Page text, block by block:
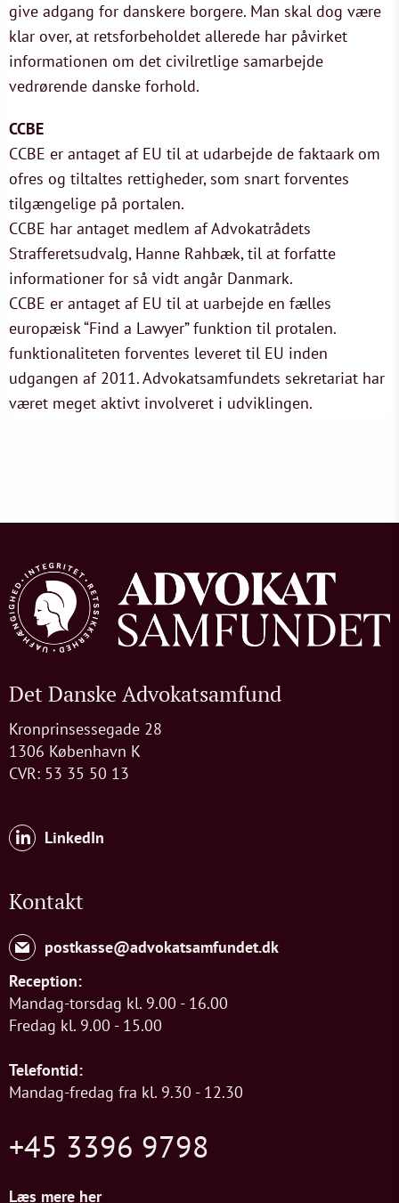
give adgang for danskere borgere. Man skal dog være
klar over, at retsforbeholdet allerede har påvirket
informationen om det civilretlige samarbejde
vedrørende danske forhold.
CCBE
CCBE er antaget af EU til at udarbejde de faktaark om
ofres og tiltaltes rettigheder, som snart forventes
tilgængelige på portalen.
CCBE har antaget medlem af Advokatrådets
Strafferetsudvalg, Hanne Rahbæk, til at forfatte
informationer for så vidt angår Danmark.
CCBE er antaget af EU til at uarbejde en fælles
europæisk “Find a Lawyer” funktion til protalen.
funktionaliteten forventes leveret til EU inden
udgangen af 2011. Advokatsamfundets sekretariat har
været meget aktivt involveret i udviklingen.
Det Danske Advokatsamfund
Kronprinsessegade 28
1306 København K
CVR: 53 35 50 13
LinkedIn
Kontakt
postkasse@advokatsamfundet.dk
Reception:
Mandag-torsdag kl. 9.00 - 16.00
Fredag kl. 9.00 - 15.00
Telefontid:
Mandag-fredag fra kl. 9.30 - 12.30
+45 3396 9798
Læs mere her